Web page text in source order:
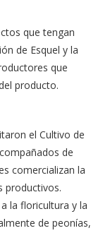
que tengan
de Esquel y la
que
producto.
el Cultivo de
de
comercializan la
productivos.
la floricultura y la
de peonías,